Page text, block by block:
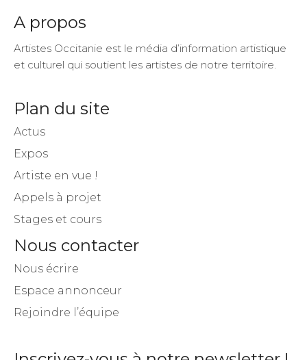
A propos
Artistes Occitanie est le média d’information artistique
et culturel qui soutient les artistes de notre territoire.
Plan du site
Actus
Expos
Artiste en vue !
Appels à projet
Stages et cours
Nous contacter
Nous écrire
Espace annonceur
Rejoindre l’équipe